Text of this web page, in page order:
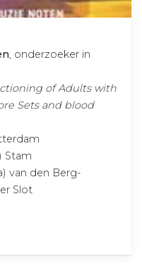
, onderzoeker in
of Adults with
Sets and blood
Stam
van den Berg-
Slot